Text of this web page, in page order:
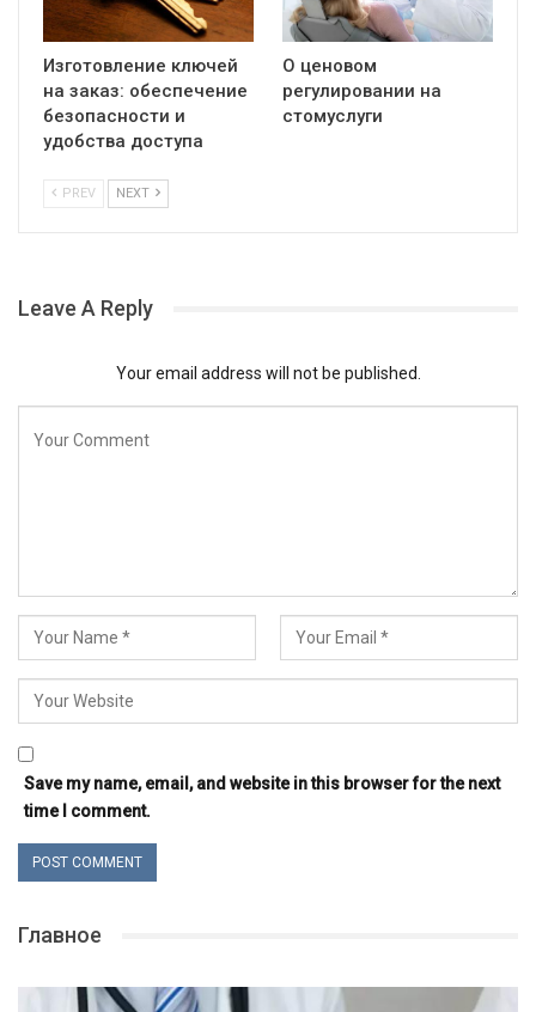
Изготовление ключей
на заказ: обеспечение
безопасности и
удобства доступа
О ценовом
регулировании на
стомуслуги
PREV NEXT
Leave A Reply
Your email address will not be published.
Save my name, email, and website in this browser for the next
time I comment.
Главное